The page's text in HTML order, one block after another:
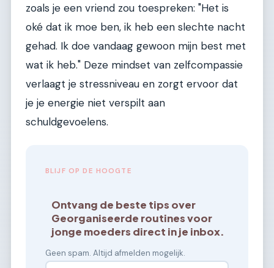
zoals je een vriend zou toespreken: "Het is
oké dat ik moe ben, ik heb een slechte nacht
gehad. Ik doe vandaag gewoon mijn best met
wat ik heb." Deze mindset van zelfcompassie
verlaagt je stressniveau en zorgt ervoor dat
je je energie niet verspilt aan
schuldgevoelens.
BLIJF OP DE HOOGTE
Ontvang de beste tips over
Georganiseerde routines voor
jonge moeders direct in je inbox.
Geen spam. Altijd afmelden mogelijk.